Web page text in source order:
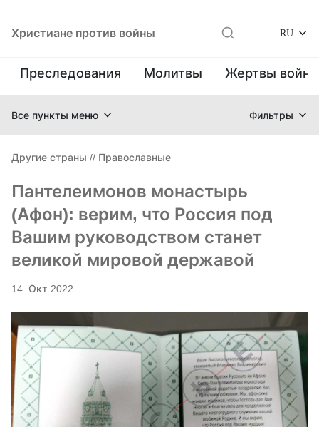
Христиане против войны RU
Преследования Молитвы Жертвы
Все пункты меню Фильтры
Другие страны // Православные
Пантелеимонов монастырь
(Афон): верим, что Россия под
Вашим руководством станет
великой мировой державой
14. Окт 2022